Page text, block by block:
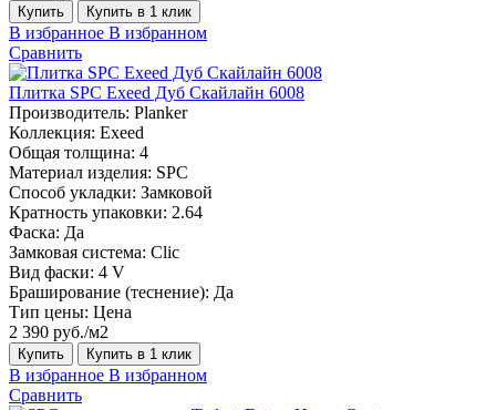
Купить Купить в 1 клик
В избранное В избранном
Сравнить
Плитка SPC Exeed Дуб Скайлайн 6008
Производитель: Planker
Коллекция: Exeed
Общая толщина: 4
Материал изделия: SPC
Способ укладки: Замковой
Кратность упаковки: 2.64
Фаска: Да
Замковая система: Сlic
Вид фаски: 4 V
Браширование (теснение): Да
Тип цены: Цена
2 390 руб./м2
Купить Купить в 1 клик
В избранное В избранном
Сравнить